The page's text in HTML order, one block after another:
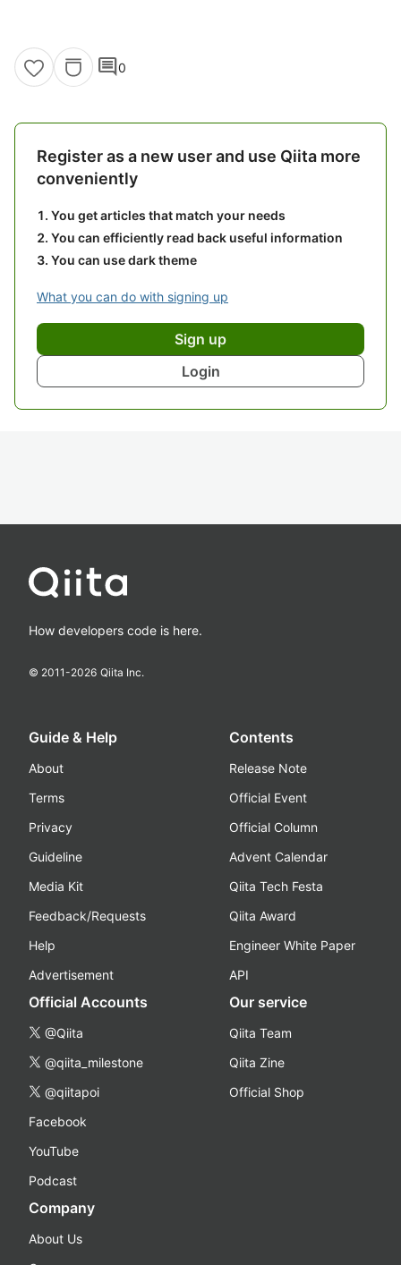
comment0
Register as a new user and use Qiita more
conveniently
You get articles that match your needs
You can efficiently read back useful information
You can use dark theme
What you can do with signing up
Sign up
Login
How developers code is here.
© 2011-2026 Qiita Inc.
Guide & Help
About
Terms
Privacy
Guideline
Media Kit
Feedback/Requests
Help
Advertisement
Contents
Release Note
Official Event
Official Column
Advent Calendar
Qiita Tech Festa
Qiita Award
Engineer White Paper
API
Official Accounts
@Qiita
@qiita_milestone
@qiitapoi
Facebook
YouTube
Podcast
Our service
Qiita Team
Qiita Zine
Official Shop
Company
About Us